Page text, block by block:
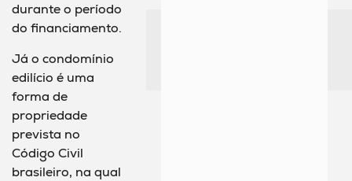
durante o período
do financiamento.
Já o condomínio
edilício é uma
forma de
propriedade
prevista no
Código Civil
brasileiro, na qual